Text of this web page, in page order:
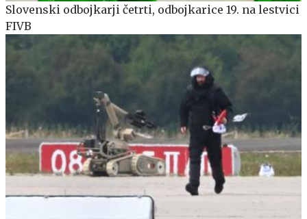
Slovenski odbojkarji četrti, odbojkarice 19. na lestvici
FIVB